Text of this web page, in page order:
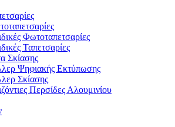
Φωτοταπετσαρίες
Ταπετσαρίες
Σκίασης
Ψηφιακής Εκτύπωσης
Σκίασης
Περσίδες Αλουμινίου